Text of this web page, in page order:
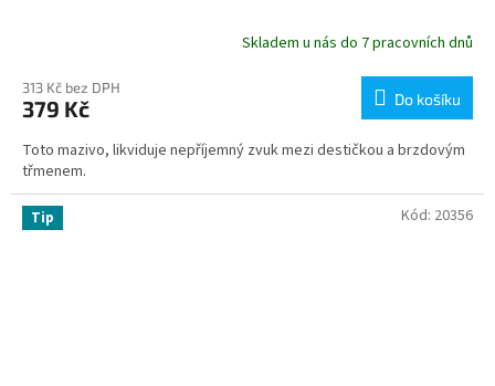
Skladem u nás do 7 pracovních dnů
313 Kč bez DPH
379 Kč Do košíku
Toto mazivo, likviduje nepříjemný zvuk mezi destičkou a brzdovým
třmenem.
Tip Kód: 20356